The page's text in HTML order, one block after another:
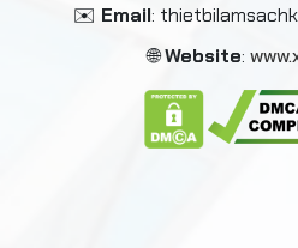
✉️ Email:
🌐Website: